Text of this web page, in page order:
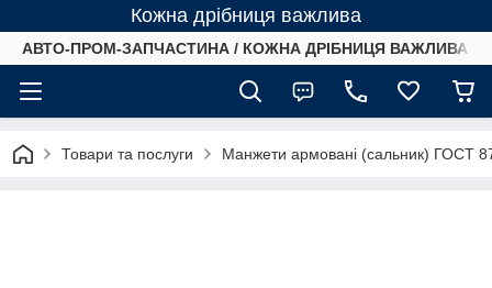
Кожна дрібниця важлива
АВТО-ПРОМ-ЗАПЧАСТИНА / КОЖНА ДРІБНИЦЯ ВАЖЛИВА /
Товари та послуги Манжети армовані (сальник) ГОСТ